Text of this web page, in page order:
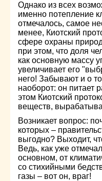
Однако из всех
именно потепление
отмечалось, самое
менее, Киотский
сфере охраны
при этом, что доля
как основную массу
увеличивает его
него! Забывают и о
наоборот: он питает
этом Киотский
веществ,
Возникает вопрос:
которых –
выгодно? Выходит,
Ведь, как уже
основном, от
со стихийными
газы – вот он, враг!